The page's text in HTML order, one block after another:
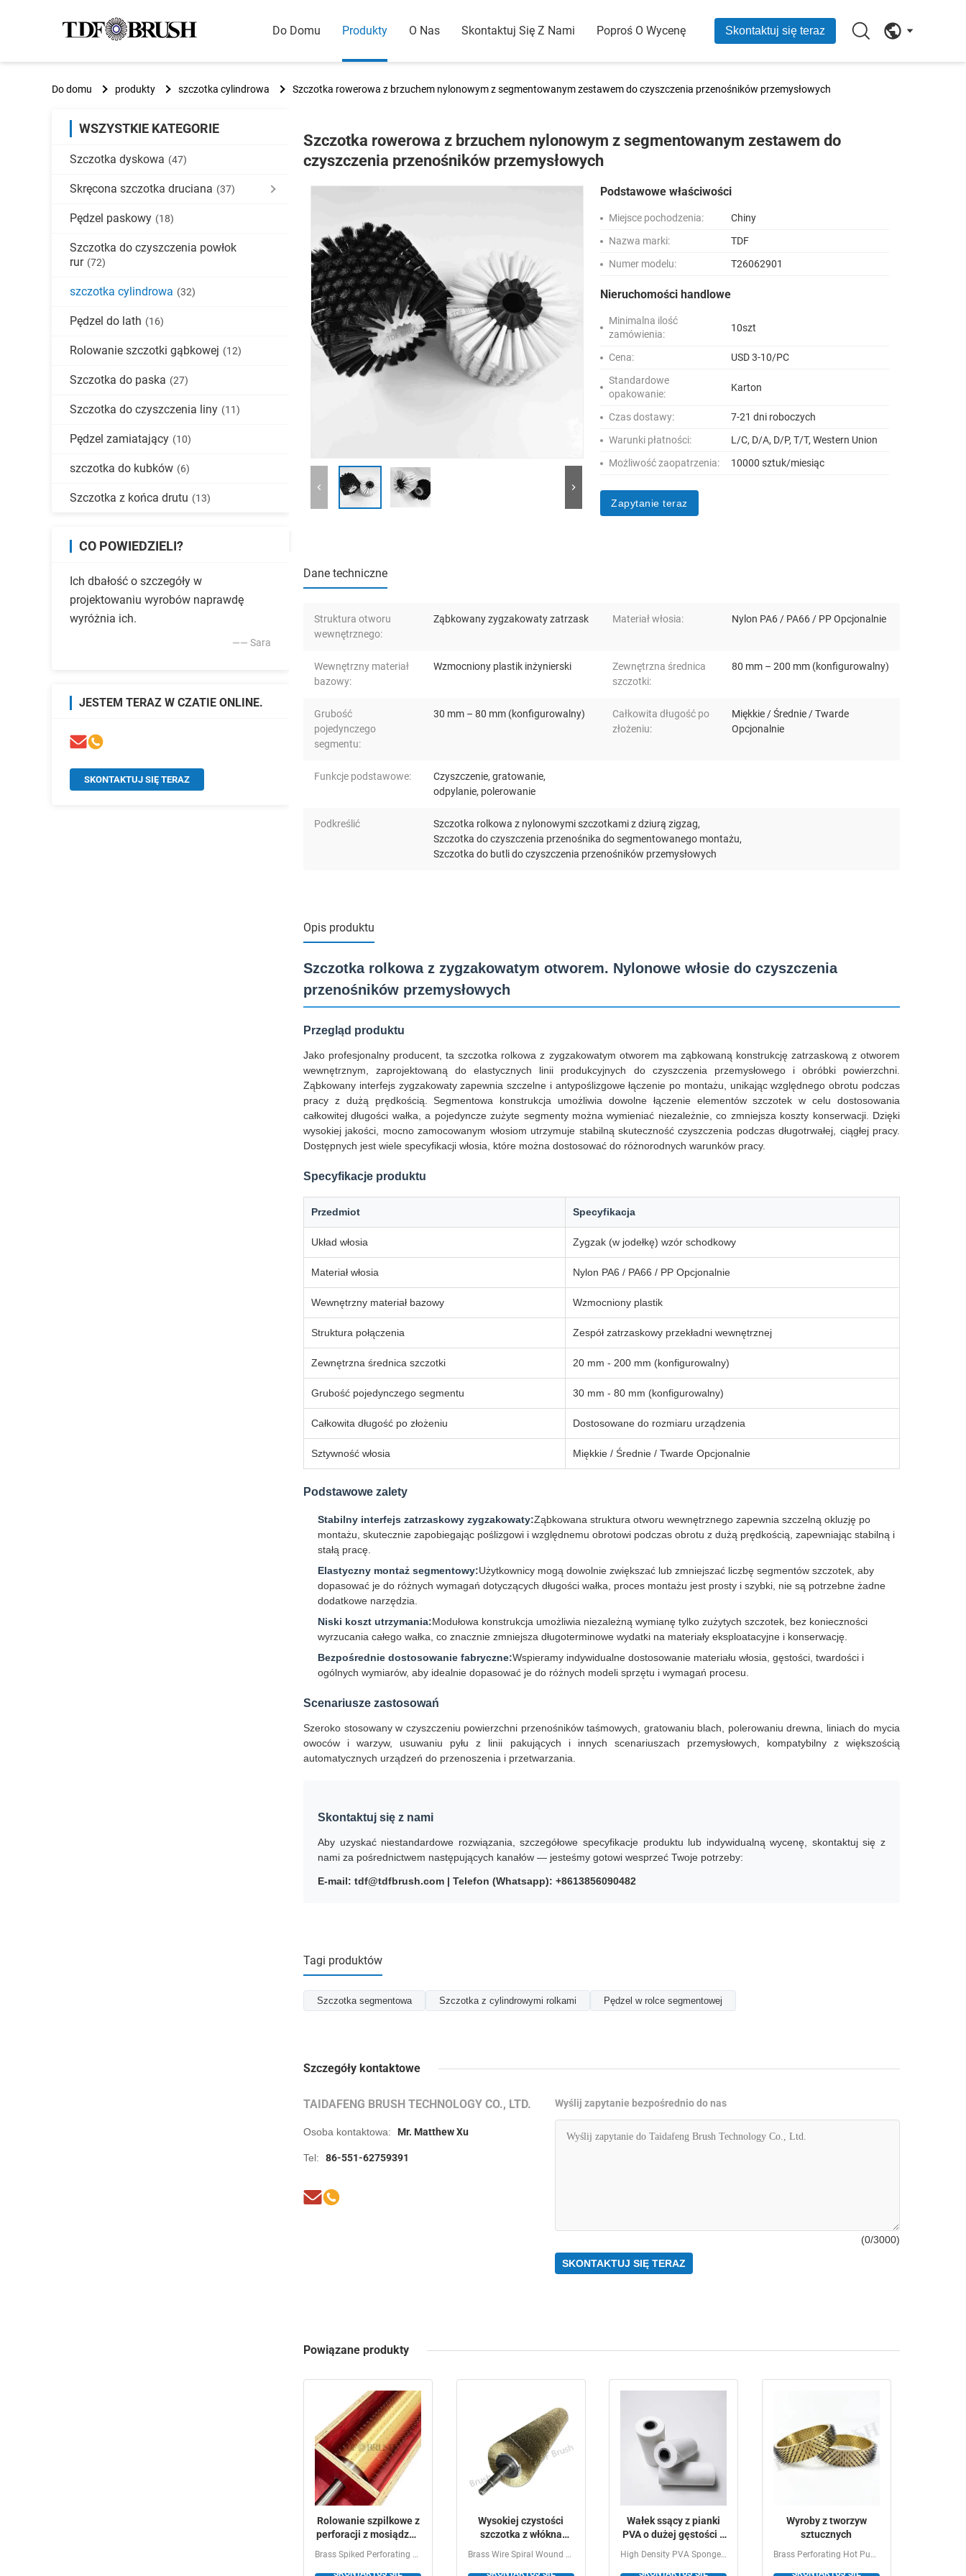
Do Domu Produkty O Nas Skontaktuj Się Z Nami Poproś O Wycenę Skontaktuj się teraz
Do domu produkty szczotka cylindrowa Szczotka rowerowa z brzuchem nylonowym z segmentowanym zestawem do czyszczenia przenośników przemysłowych
WSZYSTKIE KATEGORIE
Szczotka dyskowa (47)
Skręcona szczotka druciana (37)
Pędzel paskowy (18)
Szczotka do czyszczenia powłok
rur (72)
szczotka cylindrowa (32)
Pędzel do lath (16)
Rolowanie szczotki gąbkowej (12)
Szczotka do paska (27)
Szczotka do czyszczenia liny (11)
Pędzel zamiatający (10)
szczotka do kubków (6)
Szczotka z końca drutu (13)
CO POWIEDZIELI?
Ich dbałość o szczegóły w
projektowaniu wyrobów naprawdę
wyróżnia ich.
—— Sara
JESTEM TERAZ W CZATIE ONLINE.
SKONTAKTUJ SIĘ TERAZ
Szczotka rowerowa z brzuchem nylonowym z segmentowanym zestawem do
czyszczenia przenośników przemysłowych
Podstawowe właściwości
Miejsce pochodzenia:
Chiny
Nazwa marki:
TDF
Numer modelu:
T26062901
Nieruchomości handlowe
Minimalna ilość
zamówienia:
10szt
Cena:
USD 3-10/PC
Standardowe
opakowanie:
Karton
Czas dostawy:
7-21 dni roboczych
Warunki płatności:
L/C, D/A, D/P, T/T, Western Union
Możliwość zaopatrzenia:
10000 sztuk/miesiąc
Zapytanie teraz
Dane techniczne
Struktura otworu
wewnętrznego:
Ząbkowany zygzakowaty zatrzask Materiał włosia: Nylon PA6 / PA66 / PP Opcjonalnie
Wewnętrzny materiał
bazowy:
Wzmocniony plastik inżynierski
Zewnętrzna średnica
szczotki:
80 mm – 200 mm (konfigurowalny)
Grubość
pojedynczego
segmentu:
30 mm – 80 mm (konfigurowalny)
Całkowita długość po
złożeniu:
Miękkie / Średnie / Twarde
Opcjonalnie
Funkcje podstawowe:
Czyszczenie, gratowanie,
odpylanie, polerowanie
Podkreślić Szczotka rolkowa z nylonowymi szczotkami z dziurą zigzag,
Szczotka do czyszczenia przenośnika do segmentowanego montażu,
Szczotka do butli do czyszczenia przenośników przemysłowych
Opis produktu
Szczotka rolkowa z zygzakowatym otworem. Nylonowe włosie do czyszczenia
przenośników przemysłowych
Przegląd produktu
Jako profesjonalny producent, ta szczotka rolkowa z zygzakowatym otworem ma ząbkowaną konstrukcję zatrzaskową z otworem
wewnętrznym, zaprojektowaną do elastycznych linii produkcyjnych do czyszczenia przemysłowego i obróbki powierzchni.
Ząbkowany interfejs zygzakowaty zapewnia szczelne i antypoślizgowe łączenie po montażu, unikając względnego obrotu podczas
pracy z dużą prędkością. Segmentowa konstrukcja umożliwia dowolne łączenie elementów szczotek w celu dostosowania
całkowitej długości wałka, a pojedyncze zużyte segmenty można wymieniać niezależnie, co zmniejsza koszty konserwacji. Dzięki
wysokiej jakości, mocno zamocowanym włosiom utrzymuje stabilną skuteczność czyszczenia podczas długotrwałej, ciągłej pracy.
Dostępnych jest wiele specyfikacji włosia, które można dostosować do różnorodnych warunków pracy.
Specyfikacje produktu
Przedmiot Specyfikacja
Układ włosia Zygzak (w jodełkę) wzór schodkowy
Materiał włosia Nylon PA6 / PA66 / PP Opcjonalnie
Wewnętrzny materiał bazowy Wzmocniony plastik
Struktura połączenia Zespół zatrzaskowy przekładni wewnętrznej
Zewnętrzna średnica szczotki 20 mm - 200 mm (konfigurowalny)
Grubość pojedynczego segmentu 30 mm - 80 mm (konfigurowalny)
Całkowita długość po złożeniu Dostosowane do rozmiaru urządzenia
Sztywność włosia Miękkie / Średnie / Twarde Opcjonalnie
Podstawowe zalety
Stabilny interfejs zatrzaskowy zygzakowaty:Ząbkowana struktura otworu wewnętrznego zapewnia szczelną okluzję po
montażu, skutecznie zapobiegając poślizgowi i względnemu obrotowi podczas obrotu z dużą prędkością, zapewniając stabilną i
stałą pracę.
Elastyczny montaż segmentowy:Użytkownicy mogą dowolnie zwiększać lub zmniejszać liczbę segmentów szczotek, aby
dopasować je do różnych wymagań dotyczących długości wałka, proces montażu jest prosty i szybki, nie są potrzebne żadne
dodatkowe narzędzia.
Niski koszt utrzymania:Modułowa konstrukcja umożliwia niezależną wymianę tylko zużytych szczotek, bez konieczności
wyrzucania całego wałka, co znacznie zmniejsza długoterminowe wydatki na materiały eksploatacyjne i konserwację.
Bezpośrednie dostosowanie fabryczne:Wspieramy indywidualne dostosowanie materiału włosia, gęstości, twardości i
ogólnych wymiarów, aby idealnie dopasować je do różnych modeli sprzętu i wymagań procesu.
Scenariusze zastosowań
Szeroko stosowany w czyszczeniu powierzchni przenośników taśmowych, gratowaniu blach, polerowaniu drewna, liniach do mycia
owoców i warzyw, usuwaniu pyłu z linii pakujących i innych scenariuszach przemysłowych, kompatybilny z większością
automatycznych urządzeń do przenoszenia i przetwarzania.
Skontaktuj się z nami
Aby uzyskać niestandardowe rozwiązania, szczegółowe specyfikacje produktu lub indywidualną wycenę, skontaktuj się z
nami za pośrednictwem następujących kanałów — jesteśmy gotowi wesprzeć Twoje potrzeby:
E-mail: tdf@tdfbrush.com | Telefon (Whatsapp): +8613856090482
Tagi produktów
Szczotka segmentowa Szczotka z cylindrowymi rolkami Pędzel w rolce segmentowej
Szczegóły kontaktowe
TAIDAFENG BRUSH TECHNOLOGY CO., LTD.
Osoba kontaktowa: Mr. Matthew Xu
Tel: 86-551-62759391
Wyślij zapytanie bezpośrednio do nas
(0/3000)
SKONTAKTUJ SIĘ TERAZ
Powiązane produkty
Rolowanie szpilkowe z
perforacji z mosiądzu /
Rolowanie igły z
mikroperforacji do folii
Brass Spiked Perforating Pin Roller / Micro Perforation...
SKONTAKTUJ SIĘ
Wysokiej czystości
szczotka z włókna
miedzianego z ciągłym
nawijaniem spiralnym
Brass Wire Spiral Wound Roller Brush Heavy Duty Metal...
SKONTAKTUJ SIĘ
Wałek ssący z pianki
PVA o dużej gęstości z
nierysującą
powierzchnią i
High Density PVA Sponge Suction Roller Industrial Water...
SKONTAKTUJ SIĘ
Wyroby z tworzyw
sztucznych
Brass Perforating Hot Punching Pin Roller for Film...
SKONTAKTUJ SIĘ